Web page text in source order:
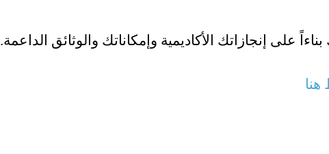
على إنجازاتك الأكاديمية وإمكاناتك والوثائق الداعمة.